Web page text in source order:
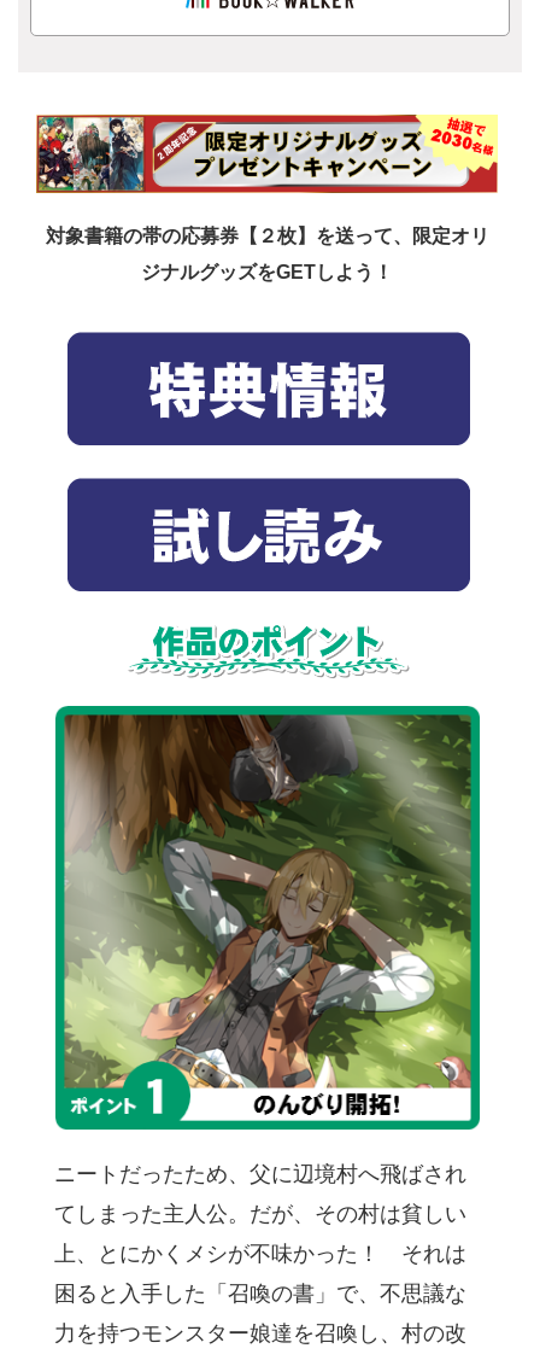
対象書籍の帯の応募券【２枚】を送って、限定オリ
ジナルグッズをGETしよう！
ニートだったため、父に辺境村へ飛ばされ
てしまった主人公。だが、その村は貧しい
上、とにかくメシが不味かった！ それは
困ると入手した「召喚の書」で、不思議な
力を持つモンスター娘達を召喚し、村の改